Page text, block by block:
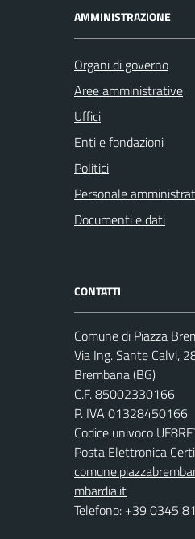
AMMINISTRAZIONE
Organi di governo
Aree amministrative
Uffici
Enti e fondazioni
Politici
Personale
Documenti e dati
CONTATTI
Comune di Piazza
Via Ing. Sante Calvi,
Brembana (BG)
C.F. 85002330166
P. IVA 01328450166
Codice univoco
Posta Elettronica
mbardia.it
Telefono: +39 0345